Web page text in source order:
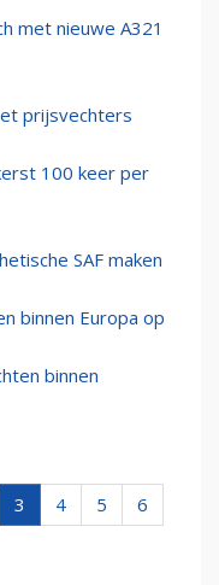
met nieuwe A321
prijsvechters
100 keer per
SAF maken
binnen Europa op
binnen
3 4 5
6